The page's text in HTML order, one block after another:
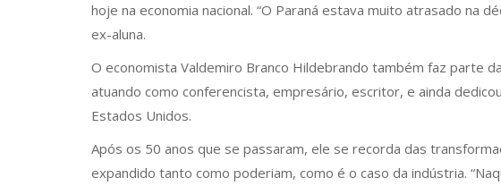
hoje na economia nacional. “O Paraná estava muito atrasado na
ex-aluna.
O economista Valdemiro Branco Hildebrando também faz parte
atuando como conferencista, empresário, escritor, e ainda
Estados Unidos.
Após os 50 anos que se passaram, ele se recorda das
expandido tanto como poderiam, como é o caso da indústria.